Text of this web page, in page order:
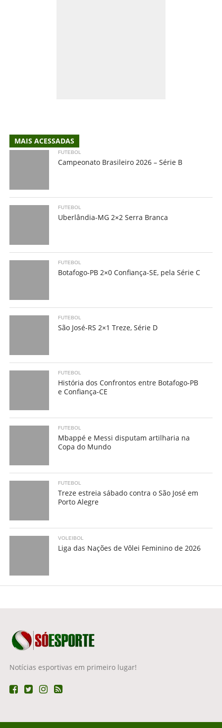
MAIS ACESSADAS
FUTEBOL
Campeonato Brasileiro 2026 – Série B
FUTEBOL
Uberlândia-MG 2×2 Serra Branca
FUTEBOL
Botafogo-PB 2×0 Confiança-SE, pela Série C
FUTEBOL
São José-RS 2×1 Treze, Série D
FUTEBOL
História dos Confrontos entre Botafogo-PB
e Confiança-CE
FUTEBOL
Mbappé e Messi disputam artilharia na
Copa do Mundo
FUTEBOL
Treze estreia sábado contra o São José em
Porto Alegre
VOLEIBOL
Liga das Nações de Vôlei Feminino de 2026
Notícias esportivas em primeiro lugar!